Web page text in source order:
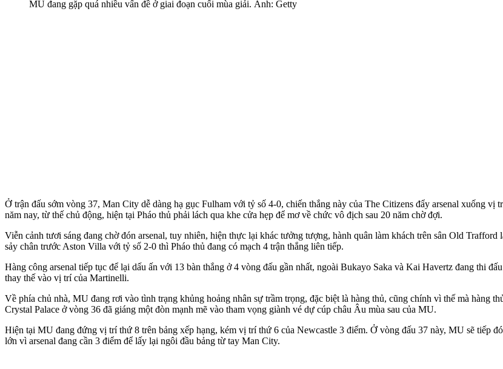
MU đang gặp quá nhiều vấn đề ở giai đoạn cuối mùa giải. Ảnh: Getty
Ở trận đấu sớm vòng 37, Man City dễ dàng hạ gục Fulham với tỷ số 4-0, chiến thắng này của The Citizens đẩy ars‌enal xuống
năm nay, từ thế chủ động, hiện tại Pháo thủ phải lách qua khe cửa hẹp để mơ về chức vô địch sau 20 năm chờ đợi.
Viễn cảnh tươi sáng đang chờ đón ars‌enal, tuy nhiên, hiện thực lại khác tưởng tượng, hành quân làm khách trên sân Old
sảy chân trước Aston Villa với tỷ số 2-0 thì Pháo thủ đang có mạch 4 trận thắng liên tiếp.
Hàng công ars‌enal tiếp tục để lại dấu ấn với 13 bàn thắng ở 4 vòng đấu gần nhất, ngoài Bukayo Saka và Kai Havertz đang thi
thay thế vào vị trí của Martinelli.
Về phía chủ nhà, MU đang rơi vào tình trạng khủng hoảng nhân sự trầm trọng, đặc biệt là hàng thủ, cũng chính vì thế mà hàng
Crystal Palace ở vòng 36 đã giáng một đòn mạnh mẽ vào tham vọng giành vé dự cúp châu Âu mùa sau của MU.
Hiện tại MU đang đứng vị trí thứ 8 trên bảng xếp hạng, kém vị trí thứ 6 của Newcastle 3 điểm. Ở vòng đấu 37 này, MU sẽ tiếp
lớn vì ars‌enal đang cần 3 điểm để lấy lại ngôi đầu bảng từ tay Man City.